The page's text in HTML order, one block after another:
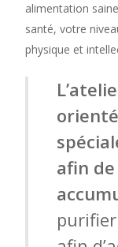
alimentation
santé, votre
physique et
afin